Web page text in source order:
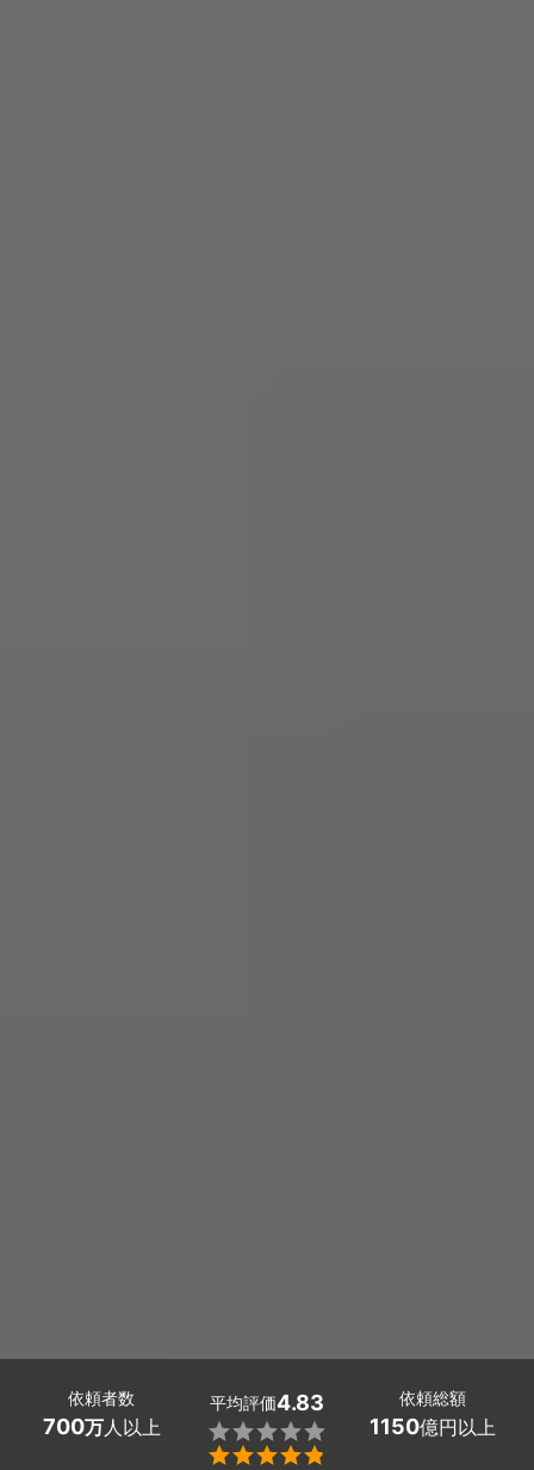
依頼者数
700万人以上
平均評価4.83


依頼総額
1150億円以上